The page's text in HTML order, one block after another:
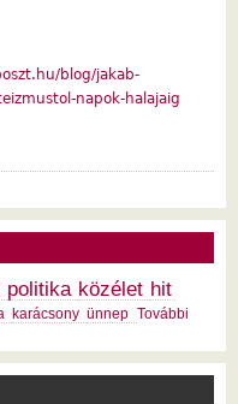
blog/jakab-
napok-halajaig
politika közélet hit
karácsony ünnep További